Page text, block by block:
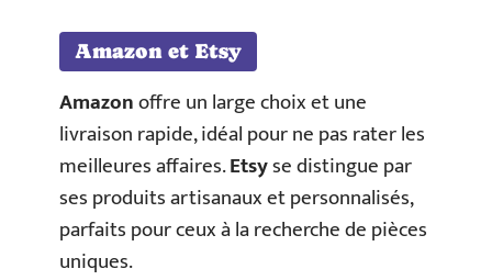
Amazon et Etsy
Amazonoffre un large choix et une
livraison rapide, idéal pour ne pas rater les
meilleures affaires.Etsyse distingue par
ses produits artisanaux et personnalisés,
parfaits pour ceux à la recherche de pièces
uniques.